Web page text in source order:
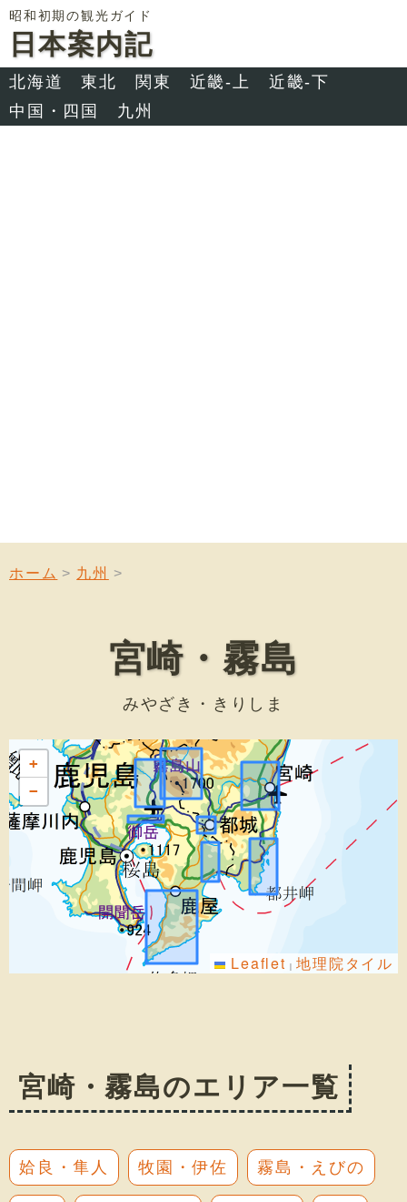
昭和初期の観光ガイド
日本案内記
北海道 東北 関東 近畿-上
近畿-下
中国・四国
九州
ホーム 九州
宮崎・霧島
みやざき・きりしま
+
−
Leaflet | 地理院タイル
宮崎・霧島のエリア一覧
姶良・隼人 牧園・伊佐 霧島・えびの